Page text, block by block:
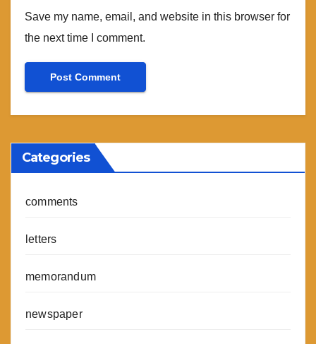
Save my name, email, and website in this browser for
the next time I comment.
Categories
comments
letters
memorandum
newspaper